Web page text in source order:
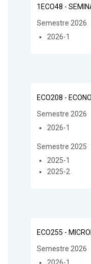
1ECO48 -
Semestre 2026
2026-1
ECO208 -
Semestre 2026
2026-1
Semestre 2025
2025-1
2025-2
ECO255 -
Semestre 2026